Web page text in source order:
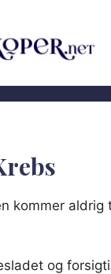
kommer aldrig
og